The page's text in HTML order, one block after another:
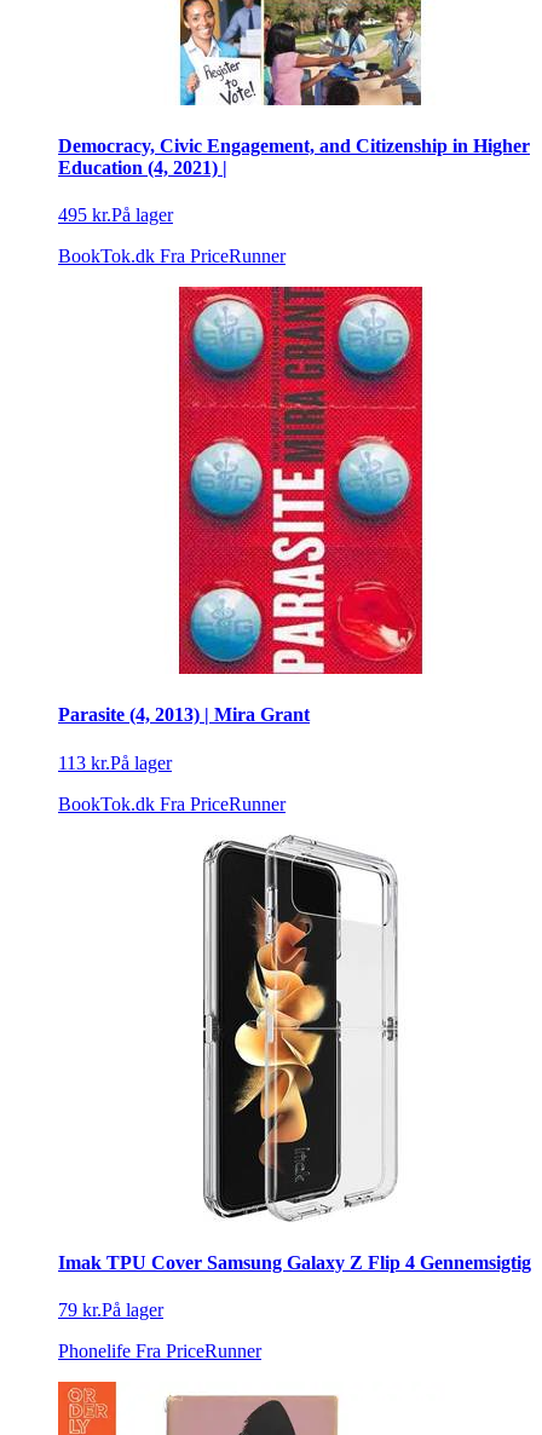
Democracy, Civic Engagement, and Citizenship in Higher
Education (4, 2021) |
495 kr.På lager
BookTok.dk Fra PriceRunner
Parasite (4, 2013) | Mira Grant
113 kr.På lager
BookTok.dk Fra PriceRunner
Imak TPU Cover Samsung Galaxy Z Flip 4 Gennemsigtig
79 kr.På lager
Phonelife Fra PriceRunner